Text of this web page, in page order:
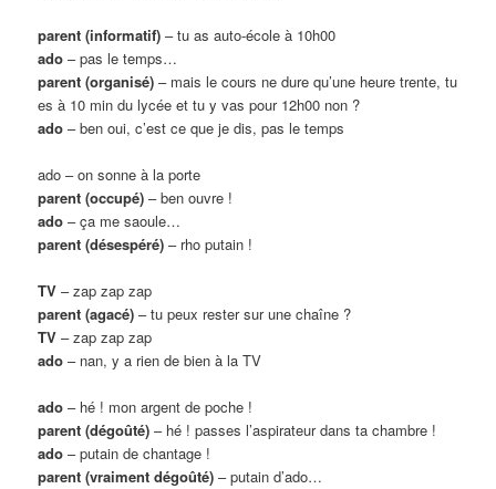
parent (informatif) – tu as auto-école à 10h00
ado – pas le temps…
parent (organisé) – mais le cours ne dure qu’une heure trente, tu
es à 10 min du lycée et tu y vas pour 12h00 non ?
ado – ben oui, c’est ce que je dis, pas le temps
ado – on sonne à la porte
parent (occupé) – ben ouvre !
ado – ça me saoule…
parent (désespéré) – rho putain !
TV – zap zap zap
parent (agacé) – tu peux rester sur une chaîne ?
TV – zap zap zap
ado – nan, y a rien de bien à la TV
ado – hé ! mon argent de poche !
parent (dégoûté) – hé ! passes l’aspirateur dans ta chambre !
ado – putain de chantage !
parent (vraiment dégoûté) – putain d’ado…